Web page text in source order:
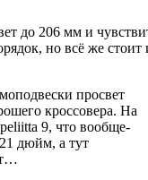
до 206 мм и
но всё же
просвет
кроссовера. На
9, что вообще-
дюйм, а тут